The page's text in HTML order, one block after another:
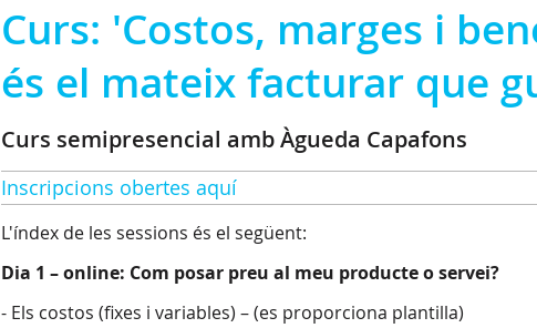
Curs: 'Costos, marges i
és el mateix facturar que
Curs semipresencial amb Àgueda Capafons
Inscripcions obertes aquí
L'índex de les sessions és el següent:
Dia 1 – online: Com posar preu al meu producte o servei?
- Els costos (fixes i variables) – (es proporciona plantilla)